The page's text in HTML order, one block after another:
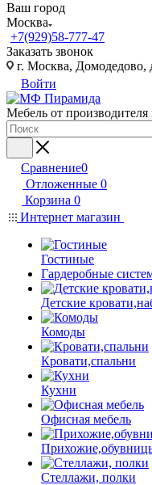
Ваш город
Москва
+7(929)58-777-47
Заказать звонок
г. Москва, Домодедово,
Войти
Мебель от
Сравнение0
Отложенные 0
Корзина 0
Интернет магазин
Гостиные
Гардеробные
Детские
Комоды
Кровати,спальни
Кухни
Офисная мебель
Стеллажи, полки